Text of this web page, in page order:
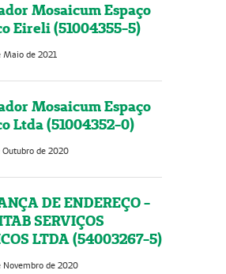
Mosaicum Espaço
Eireli (51004355-5)
Maio de 2021
Mosaicum Espaço
Ltda (51004352-0)
Outubro de 2020
DE ENDEREÇO -
SERVIÇOS
LTDA (54003267-5)
Novembro de 2020